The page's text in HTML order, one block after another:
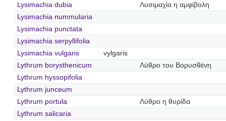
Lysimachia dubia
Λυσιμαχία η αμφίβολη
Lysimachia nummularia
Lysimachia punctata
Lysimachia serpyllifolia
Lysimachia vulgaris
vylgaris
Lythrum borysthenicum
Λύθρο του Βορυσθένη
Lythrum hyssopifolia
Lythrum junceum
Lythrum portula
Λύθρο η θυρίδα
Lythrum salicaria